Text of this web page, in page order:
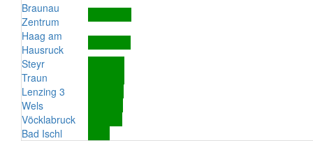
Braunau
Zentrum
Haag am
Hausruck
Steyr
Traun
Lenzing 3
Wels
Vöcklabruck
Bad Ischl